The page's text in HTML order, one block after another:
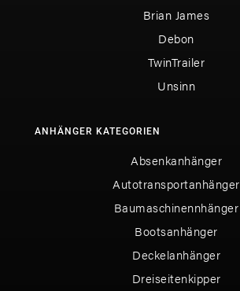
Brian James
Debon
TwinTrailer
Unsinn
ANHÄNGER KATEGORIEN
Absenkanhänger
Autotransportanhänger
Baumaschinennhänger
Bootsanhänger
Deckelanhänger
Dreiseitenkipper